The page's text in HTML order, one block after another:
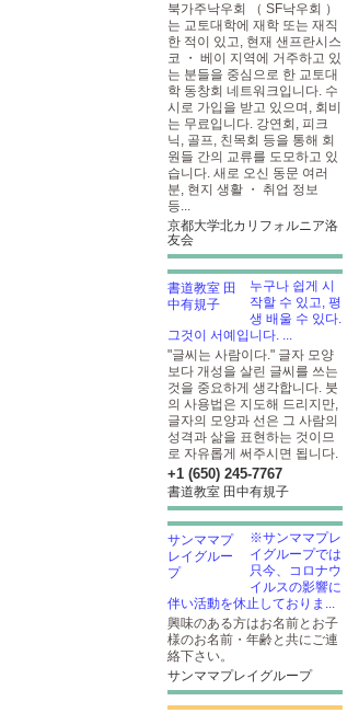
북가주낙우회 （ SF낙우회 ）
는 교토대학에 재학 또는 재직
한 적이 있고, 현재 샌프란시스
코 ・ 베이 지역에 거주하고 있
는 분들을 중심으로 한 교토대
학 동창회 네트워크입니다. 수
시로 가입을 받고 있으며, 회비
는 무료입니다. 강연회, 피크
닉, 골프, 친목회 등을 통해 회
원들 간의 교류를 도모하고 있
습니다. 새로 오신 동문 여러
분, 현지 생활 ・ 취업 정보
등...
京都大学北カリフォルニア洛
友会
누구나 쉽게 시
작할 수 있고, 평
생 배울 수 있다.
그것이 서예입니다. ...
"글씨는 사람이다." 글자 모양
보다 개성을 살린 글씨를 쓰는
것을 중요하게 생각합니다. 붓
의 사용법은 지도해 드리지만,
글자의 모양과 선은 그 사람의
성격과 삶을 표현하는 것이므
로 자유롭게 써주시면 됩니다.
+1 (650) 245-7767
書道教室 田中有規子
※サンママプレ
イグループでは
只今、コロナウ
イルスの影響に
伴い活動を休止しておりま...
興味のある方はお名前とお子
様のお名前・年齢と共にご連
絡下さい。
サンママプレイグループ